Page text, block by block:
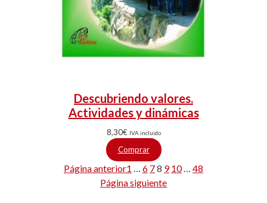
Descubriendo valores.
Actividades y dinámicas
8,30€ IVA incluido
Comprar
Página anterior1 … 6 78 9 10… 48
Página siguiente